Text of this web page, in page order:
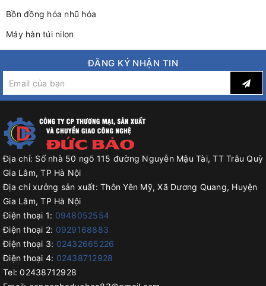
Bồn đồng hóa nhũ hóa
Máy hàn túi nilon
ĐĂNG KÝ NHẬN TIN
Địa chỉ: Số nhà 50 ngõ 115 đường Nguyễn Mậu Tài, TT Trâu Quỳ
Gia Lâm, TP Hà Nội
Địa chỉ xưởng sản xuất: Thôn Yên Mỹ, Xã Dương Quang, Huyện
Gia Lâm, TP Hà Nội
Điện thoại 1: 0948052554
Điện thoại 2: 0929168883
Điện thoại 3: 02432665226
Điện thoại 4: 02438712928
Tel: 02438712928